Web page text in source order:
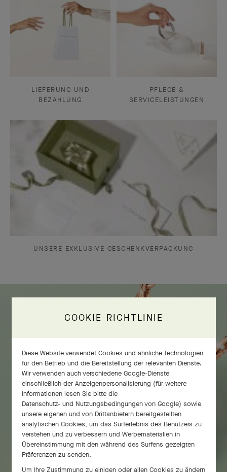
LIEFERUNG UND
BEZAHLUNG
PFLEGE &
SERVICELEISTUNGEN
UNSERE EXKLUSIVE GESCHENKVERPACKUNG
COOKIE-RICHTLINIE
Diese Website verwendet Cookies und ähnliche Technologien
für den Betrieb und die Bereitstellung der relevanten Dienste.
Wir verwenden auch verschiedene Google-Dienste
einschließlich der Anzeigenpersonalisierung (für weitere
Informationen lesen Sie bitte die
Datenschutz- und Nutzungsbedingungen von Google) sowie
unsere eigenen und von Drittanbietern bereitgestellten
analytischen Cookies, um das Surferlebnis des Benutzers zu
verstehen und zu verbessern und Werbematerialien in
Übereinstimmung mit den während des Surfens gezeigten
Präferenzen zu senden.
Um Ihre Zustimmung zu einigen oder allen Cookies zu ändern